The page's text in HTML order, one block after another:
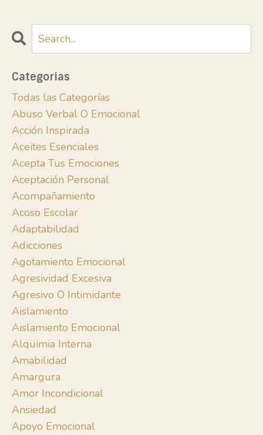
Categorias
Todas las Categorías
Abuso Verbal O Emocional
Acción Inspirada
Aceites Esenciales
Acepta Tus Emociones
Aceptación Personal
Acompañamiento
Acoso Escolar
Adaptabilidad
Adicciones
Agotamiento Emocional
Agresividad Excesiva
Agresivo O Intimidante
Aislamiento
Aislamiento Emocional
Alquimia Interna
Amabilidad
Amargura
Amor Incondicional
Ansiedad
Apoyo Emocional